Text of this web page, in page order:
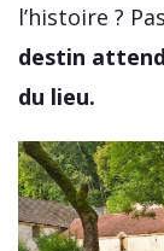
l’histoire ?
destin
du lieu.